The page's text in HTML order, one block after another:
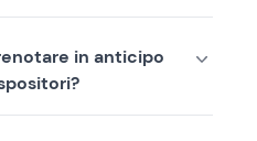
in anticipo